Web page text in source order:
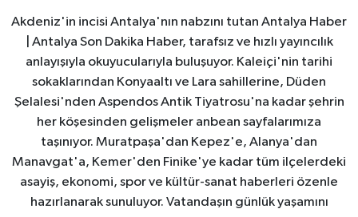
Akdeniz'in incisi Antalya'nın nabzını tutan Antalya Haber
| Antalya Son Dakika Haber, tarafsız ve hızlı yayıncılık
anlayışıyla okuyucularıyla buluşuyor. Kaleiçi'nin tarihi
sokaklarından Konyaaltı ve Lara sahillerine, Düden
Şelalesi'nden Aspendos Antik Tiyatrosu'na kadar şehrin
her köşesinden gelişmeler anbean sayfalarımıza
taşınıyor. Muratpaşa'dan Kepez'e, Alanya'dan
Manavgat'a, Kemer'den Finike'ye kadar tüm ilçelerdeki
asayiş, ekonomi, spor ve kültür-sanat haberleri özenle
hazırlanarak sunuluyor. Vatandaşın günlük yaşamını